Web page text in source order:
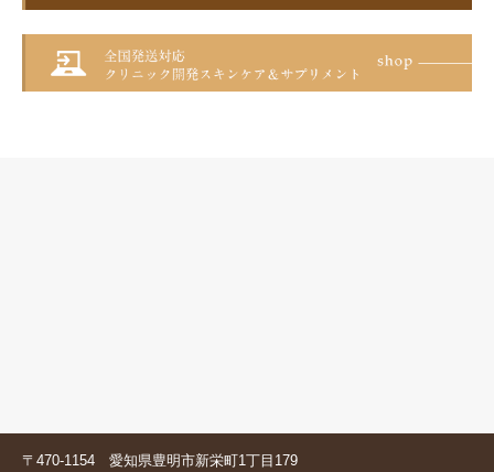
〒470-1154 愛知県豊明市新栄町1丁目179